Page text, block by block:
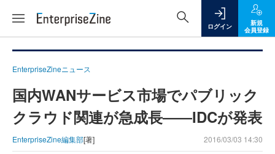
ログイン
新規
会員登録
EnterpriseZineニュース
国内WANサービス市場でパブリック
クラウド関連が急成長――IDCが発表
EnterpriseZine編集部[著] 2016/03/03 14:30